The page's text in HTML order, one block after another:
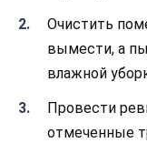
Очистить
вымести, а
влажной
Провести
отмеченные